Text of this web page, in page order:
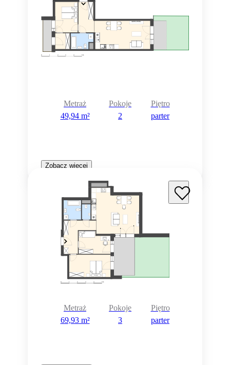
Metraż
49,94 m²
Pokoje
2
Piętro
parter
Zobacz więcej
Metraż
69,93 m²
Pokoje
3
Piętro
parter